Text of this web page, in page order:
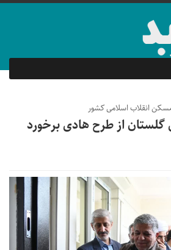
انقلاب اسلامی کشور
گلستان از طرح هادی برخورد